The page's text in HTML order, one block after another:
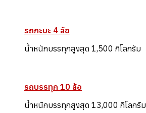
รถกะบะ 4 ล้อ
น้ำหนักบรรทุกสูงสุด 1,500 กิโลกรัม
รถบรรทุก 10 ล้อ
น้ำหนักบรรทุกสูงสุด 13,000 กิโลกรัม